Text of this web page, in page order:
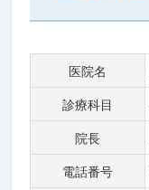
医院名
診療科目
院長
電話番号